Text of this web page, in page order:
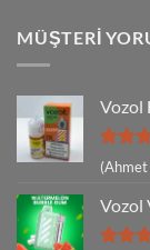
MÜŞTERI
Vozol
5
5
(Ahmet
Vozol